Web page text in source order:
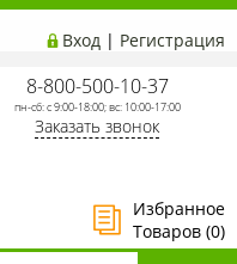
Вход | Регистрация
8-800-500-10-37
пн-сб: с 9:00-18:00; вс: 10:00-17:00
Заказать звонок
Избранное
Товаров (0)